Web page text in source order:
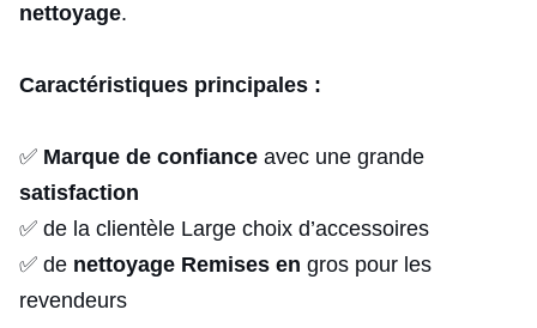
nettoyage.
Caractéristiques principales :
✅ Marque de confiance avec une grande
satisfaction
✅ de la clientèle Large choix d’accessoires
✅ de nettoyage Remises en gros pour les
revendeurs